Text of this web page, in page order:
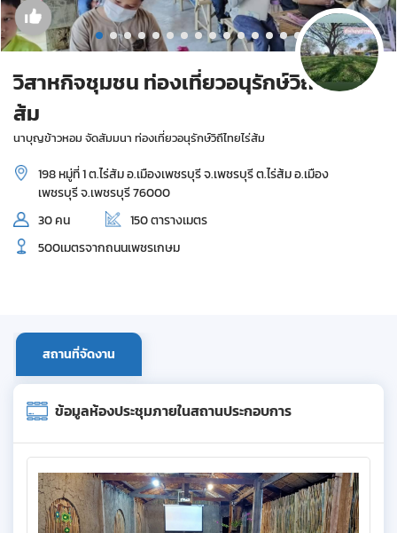
n
วิสาหกิจชุมชน ท่องเที่ยวอนุรักษ์วิถีไทยไร่
ส้ม
นาบุญข้าวหอม จัดสัมมนา ท่องเที่ยวอนุรักษ์วิถึไทยไร่ส้ม
198 หมู่ที่ 1 ต.ไร่สัม อ.เมืองเพชรบุรี จ.เพชรบุรี ต.ไร่ส้ม อ.เมือง
เพชรบุรี จ.เพชรบุรี 76000
30 คน
150 ตารางเมตร
500เมตรจากถนนเพชรเกษม
สถานที่จัดงาน
ข้อมูลห้องประชุมภายในสถานประกอบการ